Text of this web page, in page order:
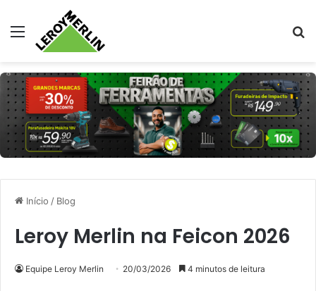
Menu
Início / Blog
Leroy Merlin na Feicon 2026
Equipe Leroy Merlin 20/03/2026 4 minutos de leitura